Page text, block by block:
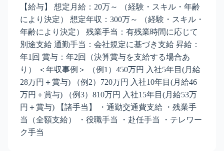
【給与】 想定月給：20万～ （経験・スキル・年齢
により決定） 想定年収：300万～ （経験・スキル・
年齢により決定） 残業手当：有残業時間に応じて
別途支給 通勤手当：会社規定に基づき支給 昇給：
年1回 賞与：年2回（決算賞与を支給する場合あ
り） ＜年収事例＞ （例1）450万円 入社5年目(月給
28万円＋賞与) （例2）720万円 入社10年目(月給46
万円＋賞与) （例3）810万円 入社15年目(月給53万
円＋賞与) 【諸手当】 ・通勤交通費支給 ・残業手
当（全額支給） ・役職手当 ・赴任手当 ・テレワー
ク手当